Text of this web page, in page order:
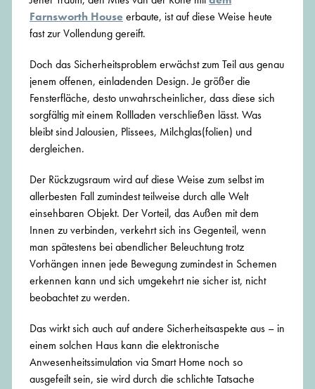
Farnsworth Houseerbaute, ist auf diese Weise heute
fast zur Vollendung gereift.
Doch das Sicherheitsproblem erwächst zum Teil aus genau
jenem offenen, einladenden Design. Je größer die
Fensterfläche, desto unwahrscheinlicher, dass diese sich
sorgfältig mit einem Rollladen verschließen lässt. Was
bleibt sind Jalousien, Plissees, Milchglas(folien) und
dergleichen.
Der Rückzugsraum wird auf diese Weise zum selbst im
allerbesten Fall zumindest teilweise durch alle Welt
einsehbaren Objekt. Der Vorteil, das Außen mit dem
Innen zu verbinden, verkehrt sich ins Gegenteil, wenn
man spätestens bei abendlicher Beleuchtung trotz
Vorhängen innen jede Bewegung zumindest in Schemen
erkennen kann und sich umgekehrt nie sicher ist, nicht
beobachtet zu werden.
Das wirkt sich auch auf andere Sicherheitsaspekte aus – in
einem solchen Haus kann die elektronische
Anwesenheitssimulation via Smart Home noch so
ausgefeilt sein, sie wird durch die schlichte Tatsache